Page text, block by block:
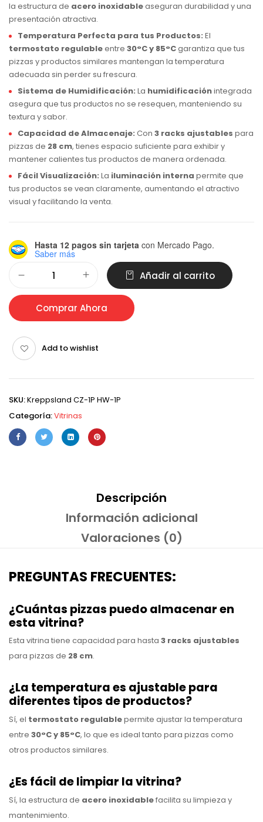
la estructura de acero inoxidableaseguran durabilidad y una
presentación atractiva.
Temperatura Perfecta para tus Productos: El
termostato regulableentre 30°C y 85°Cgarantiza que tus
pizzas y productos similares mantengan la temperatura
adecuada sin perder su frescura.
Sistema de Humidificación: La humidificaciónintegrada
asegura que tus productos no se resequen, manteniendo su
textura y sabor.
Capacidad de Almacenaje: Con 3 racks ajustables para
pizzas de 28 cm, tienes espacio suficiente para exhibir y
mantener calientes tus productos de manera ordenada.
Fácil Visualización: La iluminación interna permite que
tus productos se vean claramente, aumentando el atractivo
visual y facilitando la venta.
Hasta 12 pagos sin tarjeta con Mercado Pago.
Saber más
Añadir al carrito
Comprar Ahora
Add to wishlist
SKU:Kreppsland CZ-1P HW-1P
Categoría:Vitrinas
Descripción
Información adicional
Valoraciones (0)
PREGUNTAS FRECUENTES:
¿Cuántas pizzas puedo almacenar en
esta vitrina?
Esta vitrina tiene capacidad para hasta 3 racks ajustables
para pizzas de 28 cm.
¿La temperatura es ajustable para
diferentes tipos de productos?
Sí, el termostato regulablepermite ajustar la temperatura
entre 30°C y 85°C, lo que es ideal tanto para pizzas como
otros productos similares.
¿Es fácil de limpiar la vitrina?
Sí, la estructura de acero inoxidablefacilita su limpieza y
mantenimiento.